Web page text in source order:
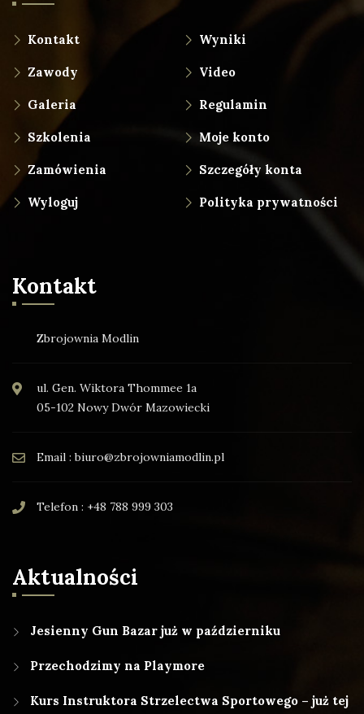
Kontakt Wyniki
Zawody Video
Galeria Regulamin
Szkolenia Moje konto
Zamówienia Szczegóły konta
Wyloguj Polityka prywatności
Kontakt
Zbrojownia Modlin
ul. Gen. Wiktora Thommee 1a
05-102 Nowy Dwór Mazowiecki
Email : biuro@zbrojowniamodlin.pl
Telefon : +48 788 999 303
Aktualności
Jesienny Gun Bazar już w październiku
Przechodzimy na Playmore
Kurs Instruktora Strzelectwa Sportowego – już tej